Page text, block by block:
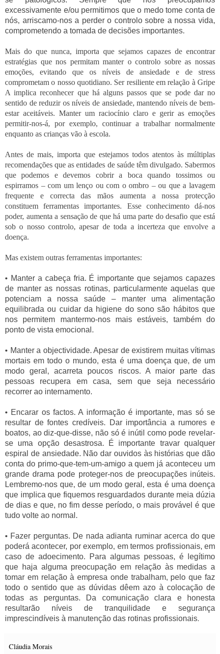
excessivamente e/ou permitimos que o medo tome conta de
nós, arriscamo-nos a perder o controlo sobre a nossa vida,
comprometendo a tomada de decisões importantes.
Mais do que nunca, importa que sejamos capazes de encontrar
estratégias que nos permitam manter o controlo sobre as nossas
emoções, evitando que os níveis de ansiedade e de stress
comprometam o nosso quotidiano. Ser resiliente em relação à Gripe
A implica reconhecer que há alguns passos que se pode dar no
sentido de reduzir os níveis de ansiedade, mantendo níveis de bem-
estar aceitáveis. Manter um raciocínio claro e gerir as emoções
permitir-nos-á, por exemplo, continuar a trabalhar normalmente
enquanto as crianças vão à escola.
Antes de mais, importa que estejamos todos atentos às múltiplas
recomendações que as entidades de saúde têm divulgado. Sabermos
que podemos e devemos cobrir a boca quando tossimos ou
espirramos – com um lenço ou com o ombro – ou que a lavagem
frequente e correcta das mãos aumenta a nossa protecção
constituem ferramentas importantes. Esse conhecimento dá-nos
poder, aumenta a sensação de que há uma parte do desafio que está
sob o nosso controlo, apesar de toda a incerteza que envolve a
doença.
Mas existem outras ferramentas importantes:
• Manter a cabeça fria. É importante que sejamos capazes
de manter as nossas rotinas, particularmente aquelas que
potenciam a nossa saúde – manter uma alimentação
equilibrada ou cuidar da higiene do sono são hábitos que
nos permitem mantermo-nos mais estáveis, também do
ponto de vista emocional.
• Manter a objectividade. Apesar de existirem muitas vítimas
mortais em todo o mundo, esta é uma doença que, de um
modo geral, acarreta poucos riscos. A maior parte das
pessoas recupera em casa, sem que seja necessário
recorrer ao internamento.
• Encarar os factos. A informação é importante, mas só se
resultar de fontes credíveis. Dar importância a rumores e
boatos, ao diz-que-disse, não só é inútil como pode revelar-
se uma opção desastrosa. É importante travar qualquer
espiral de ansiedade. Não dar ouvidos às histórias que dão
conta do primo-que-tem-um-amigo a quem já aconteceu um
grande drama pode proteger-nos de preocupações inúteis.
Lembremo-nos que, de um modo geral, esta é uma doença
que implica que fiquemos resguardados durante meia dúzia
de dias e que, no fim desse período, o mais provável é que
tudo volte ao normal.
• Fazer perguntas. De nada adianta ruminar acerca do que
poderá acontecer, por exemplo, em termos profissionais, em
caso de adoecimento. Para algumas pessoas, é legítimo
que haja alguma preocupação em relação às medidas a
tomar em relação à empresa onde trabalham, pelo que faz
todo o sentido que as dúvidas dêem azo à colocação de
todas as perguntas. Da comunicação clara e honesta
resultarão níveis de tranquilidade e segurança
imprescindíveis à manutenção das rotinas profissionais.
Cláudia Morais